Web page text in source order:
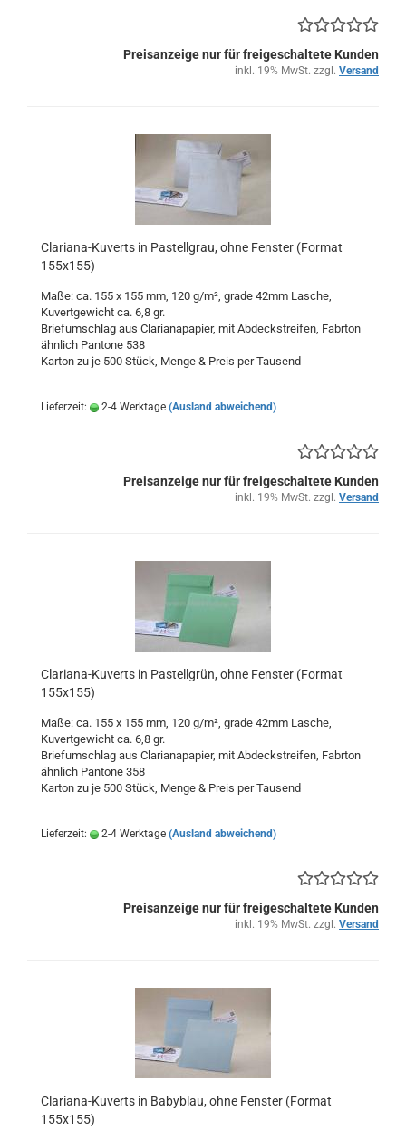
Preisanzeige nur für freigeschaltete Kunden
inkl. 19% MwSt. zzgl. Versand
Clariana-Kuverts in Pastellgrau, ohne Fenster (Format
155x155)
Maße: ca. 155 x 155 mm, 120 g/m², grade 42mm Lasche,
Kuvertgewicht ca. 6,8 gr.
Briefumschlag aus Clarianapapier, mit Abdeckstreifen, Fabrton
ähnlich Pantone 538
Karton zu je 500 Stück, Menge & Preis per Tausend
Lieferzeit: 2-4 Werktage (Ausland abweichend)
Preisanzeige nur für freigeschaltete Kunden
inkl. 19% MwSt. zzgl. Versand
Clariana-Kuverts in Pastellgrün, ohne Fenster (Format
155x155)
Maße: ca. 155 x 155 mm, 120 g/m², grade 42mm Lasche,
Kuvertgewicht ca. 6,8 gr.
Briefumschlag aus Clarianapapier, mit Abdeckstreifen, Fabrton
ähnlich Pantone 358
Karton zu je 500 Stück, Menge & Preis per Tausend
Lieferzeit: 2-4 Werktage (Ausland abweichend)
Preisanzeige nur für freigeschaltete Kunden
inkl. 19% MwSt. zzgl. Versand
Clariana-Kuverts in Babyblau, ohne Fenster (Format
155x155)